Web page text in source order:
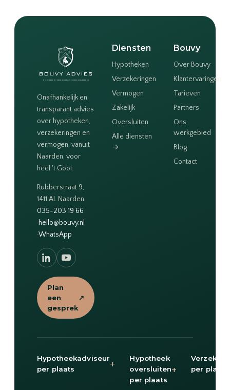
Onafhankelijk en
transparant advies
over hypotheken,
verzekeringen en
vermogen, vanuit
Naarden, voor
heel 't Gooi.
Rubberstraat 9,
1411 AL Naarden
035-203 19 66
·hello@bouvy.nl
·WhatsApp
Plan
een
gesprek
↗
Diensten
Hypotheken
Verzekeringen
Vermogen
Zakelijk
Oversluiten
Alle diensten
→
Bouvy
Over Bouvy
Klantervaringen
Tarieven
Partners
Ons
werkgebied
Blog
Contact
Hypotheekadviseur
per plaats
+
Hypotheek
oversluiten
per plaats
+
per plaats